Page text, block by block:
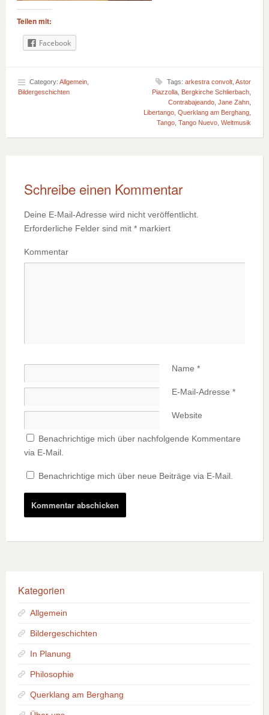
Teilen mit:
Facebook
Category: Allgemein
Bildergeschichten
Tags: arkestra convolt Astor
Piazzolla Bergkirche Schlierbach
Contrabajeando Jane Zahn
Libertango Querklang am Berghang
Tango Tango Nuevo Weltmusik
Schreibe einen Kommentar
Deine E-Mail-Adresse wird nicht veröffentlicht.
Erforderliche Felder sind mit * markiert
Kommentar
Name *
E-Mail-Adresse *
Website
Benachrichtige mich über nachfolgende Kommentare
via E-Mail.
Benachrichtige mich über neue Beiträge via E-Mail.
Kategorien
Allgemein
Bildergeschichten
In Planung
Philosophie
Querklang am Berghang